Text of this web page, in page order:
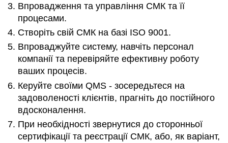
Впровадження та управління СМК та її
процесами.
Створіть свій СМК на базі ISO 9001.
Впроваджуйте систему, навчіть персонал
компанії та перевіряйте ефективну роботу
ваших процесів.
Керуйте своїми QMS - зосередьтеся на
задоволеності клієнтів, прагніть до постійного
вдосконалення.
При необхідності звернутися до сторонньої
сертифікації та реєстрації СМК, або, як варіант,